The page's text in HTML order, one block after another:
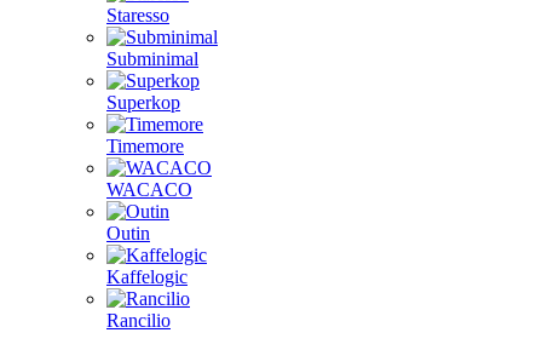
Staresso
Subminimal
Superkop
Timemore
WACACO
Outin
Kaffelogic
Rancilio